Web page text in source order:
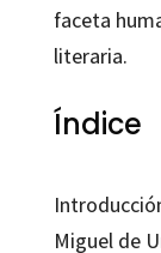
faceta
literaria.
Índice
Miguel de